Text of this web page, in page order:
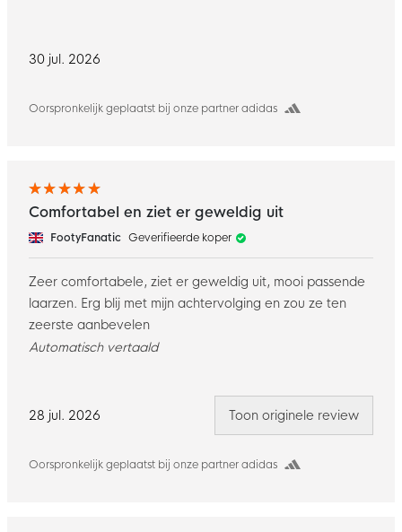
30 jul. 2026
Oorspronkelijk geplaatst bij onze partner adidas
28 jul. 2026
Oorspronkelijk geplaatst bij onze partner adidas
Comfortabel en ziet er geweldig uit
FootyFanatic Geverifieerde koper
Zeer comfortabele, ziet er geweldig uit, mooi passende
laarzen. Erg blij met mijn achtervolging en zou ze ten
zeerste aanbevelen
Automatisch vertaald
Toon originele review